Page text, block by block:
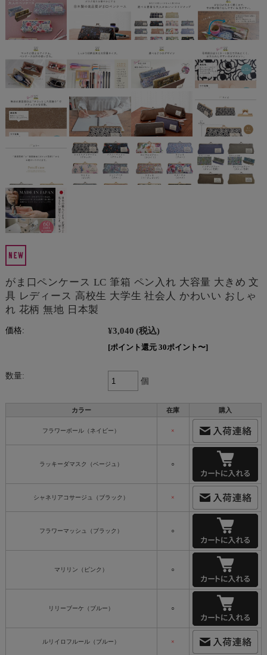
がま口ペンケース LC 筆箱 ペン入れ 大容量 大きめ 文
具 レディース 高校生 大学生 社会人 かわいい おしゃ
れ 花柄 無地 日本製
価格: ¥3,040 (税込)
[ポイント還元 30ポイント〜]
数量:
個
カラー 在庫 購入
フラワーボール（ネイビー） ×
ラッキーダマスク（ベージュ） ○
シャネリアコサージュ（ブラック） ×
フラワーマッシュ（ブラック） ○
マリリン（ピンク） ○
リリーブーケ（ブルー） ○
ルリイロフルール（ブルー） ×